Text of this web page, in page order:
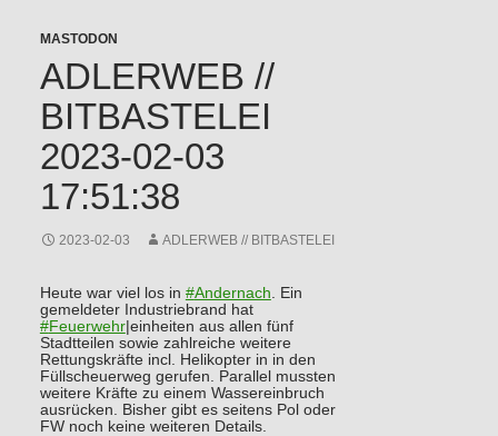
MASTODON
ADLERWEB //
BITBASTELEI
2023-02-03
17:51:38
2023-02-03 ADLERWEB // BITBASTELEI
Heute war viel los in #Andernach . Ein
gemeldeter Industriebrand hat
#Feuerwehr|einheiten aus allen fünf
Stadtteilen sowie zahlreiche weitere
Rettungskräfte incl. Helikopter in in den
Füllscheuerweg gerufen. Parallel mussten
weitere Kräfte zu einem Wassereinbruch
ausrücken. Bisher gibt es seitens Pol oder
FW noch keine weiteren Details.